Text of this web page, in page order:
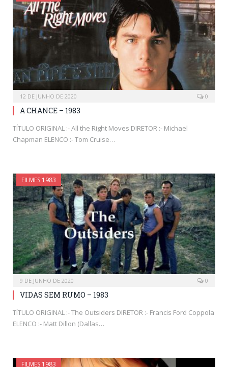
12 DE JUNHO DE 2020 0
A CHANCE – 1983
TÍTULO ORIGINAL :- All the Right Moves DIRETOR :- Michael
Chapman ELENCO :- Tom Cruise…
FILMES 1983
9 DE JUNHO DE 2020 0
VIDAS SEM RUMO – 1983
TÍTULO ORIGINAL :- The Outsiders DIRETOR :- Francis Ford Coppola
ELENCO :- Matt Dillon (Dallas…
FILMES 1983